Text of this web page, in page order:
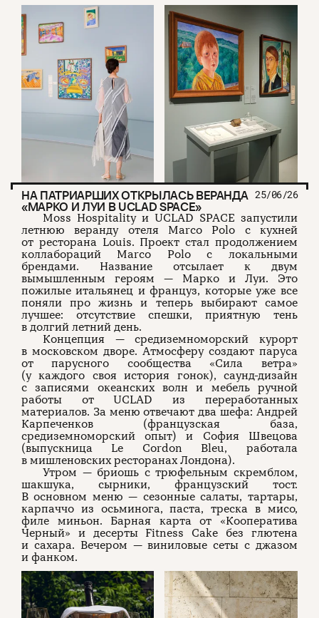
НА ПАТРИАРШИХ ОТКРЫЛАСЬ ВЕРАНДА
«МАРКО И ЛУИ В UCLAD SPACE»
25/06/26
Moss Hospitality и UCLAD SPACE запустили
летнюю веранду отеля Marco Polo с кухней
от ресторана Louis. Проект стал продолжением
коллабораций Marco Polo с локальными
брендами. Название отсылает к двум
вымышленным героям — Марко и Луи. Это
пожилые итальянец и француз, которые уже все
поняли про жизнь и теперь выбирают самое
лучшее: отсутствие спешки, приятную тень
в долгий летний день.
Концепция — средиземноморский курорт
в московском дворе. Атмосферу создают паруса
от парусного сообщества «Сила ветра»
(у каждого своя история гонок), саунд-дизайн
с записями океанских волн и мебель ручной
работы от UCLAD из переработанных
материалов. За меню отвечают два шефа: Андрей
Карпеченков (французская база,
средиземноморский опыт) и София Швецова
(выпускница Le Cordon Bleu, работала
в мишленовских ресторанах Лондона).
Утром — бриошь с трюфельным скремблом,
шакшука, сырники, французский тост.
В основном меню — сезонные салаты, тартары,
карпаччо из осьминога, паста, треска в мисо,
филе миньон. Барная карта от «Кооператива
Черный» и десерты Fitness Cake без глютена
и сахара. Вечером — виниловые сеты с джазом
и фанком.